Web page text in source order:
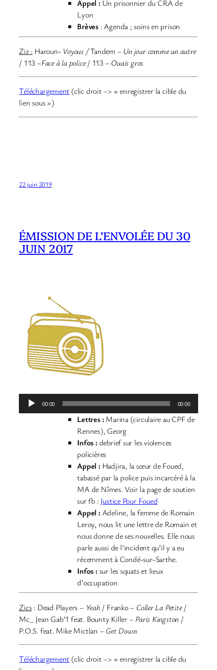
Appel :Un prisonnier du CRA de
Lyon
Brèves : Agenda ; soins en prison
Ziz : Haroun- Voyous /Tandem –Un jour comme un autre
/ 113 –Face à la police/ 113 –Ouais gros
Téléchargement (clic droit –> « enregistrer la cible du
lien sous »)
22 juin 2019
ÉMISSION DE L’ENVOLÉE DU 30
JUIN 2017
Lecteur
audio
00:00 00:00
Lettres :Marina (circulaire au CPF de
Rennes), Georg
Infos :debrief sur les violences
policières
Appel :Hadjira, la sœur de Foued,
tabassé par la police puis incarcéré à la
MA de Nîmes. Voir la page de soutien
sur fb : Justice Pour Foued
Appel : Adeline, la femme de Romain
Leroy, nous lit une lettre de Romain et
nous donne de ses nouvelles. Elle nous
parle aussi de l’incident qu’il y a eu
récemment à Condé-sur-Sarthe.
Infos :sur les squats et lieux
d’occupation
Zics: Dead Players – Yeah/ Franko – Coller La Petite/
Mc_ Jean Gab’1 feat. Bounty Killer– Paris Kingston /
P.O.S. feat. Mike Mictlan – Get Down
Téléchargement (clic droit –> « enregistrer la cible du